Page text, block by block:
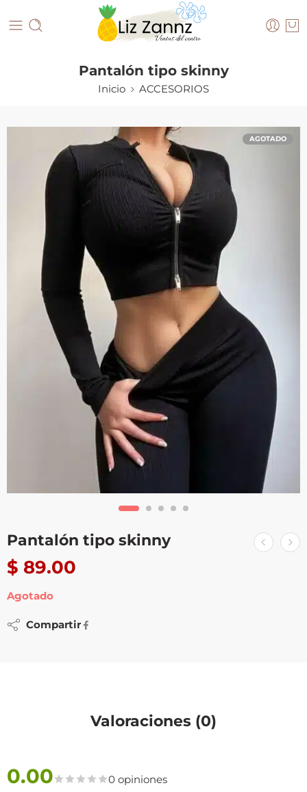
Pantalón tipo skinny
Inicio ACCESORIOS
AGOTADO
Pantalón tipo skinny
$ 89.00
Agotado
Compartir
Valoraciones (0)
0.00 0 opiniones